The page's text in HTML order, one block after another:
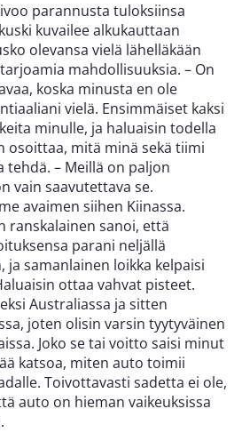
parannusta tuloksiinsa
kuvailee alkukauttaan
olevansa vielä lähelläkään
mahdollisuuksia. – On
koska minusta en ole
vielä. Ensimmäiset kaksi
minulle, ja haluaisin todella
osoittaa, mitä minä sekä tiimi
tehdä. – Meillä on paljon
vain saavutettava se.
avaimen siihen Kiinassa.
ranskalainen sanoi, että
parani neljällä
samanlainen loikka kelpaisi
ottaa vahvat pisteet.
Australiassa ja sitten
joten olisin varsin tyytyväinen
Joko se tai voitto saisi minut
katsoa, miten auto toimii
Toivottavasti sadetta ei ole,
auto on hieman vaikeuksissa